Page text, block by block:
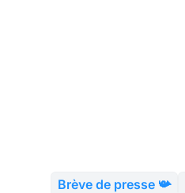
Brève de presse 📯